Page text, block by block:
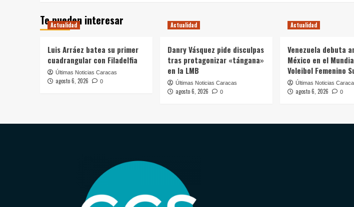
Te pueden interesar
Actualidad
Luis Arráez batea su primer
cuadrangular con Filadelfia
Últimas Noticias Caracas
agosto 6, 2026 0
Actualidad
Danry Vásquez pide disculpas
tras protagonizar «tángana»
en la LMB
Últimas Noticias Caracas
agosto 6, 2026 0
Actualidad
Venezuela debuta
México en el
Voleibol Femenino
Últimas Noticias
agosto 6, 2026 0